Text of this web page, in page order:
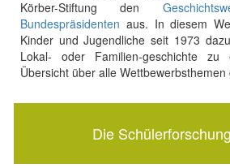
Körber-Stiftung den
Bundespräsidenten aus. In diesem
Kinder und Jugendliche seit 1973
Lokal- oder Familien-geschichte zu
Übersicht über alle Wettbewerbsthemen
Die